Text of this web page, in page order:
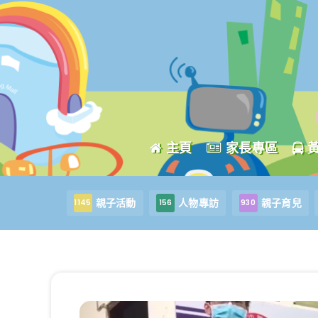
主頁 家長專區
1145 親子活動 156 人物專訪 930 親子育兒